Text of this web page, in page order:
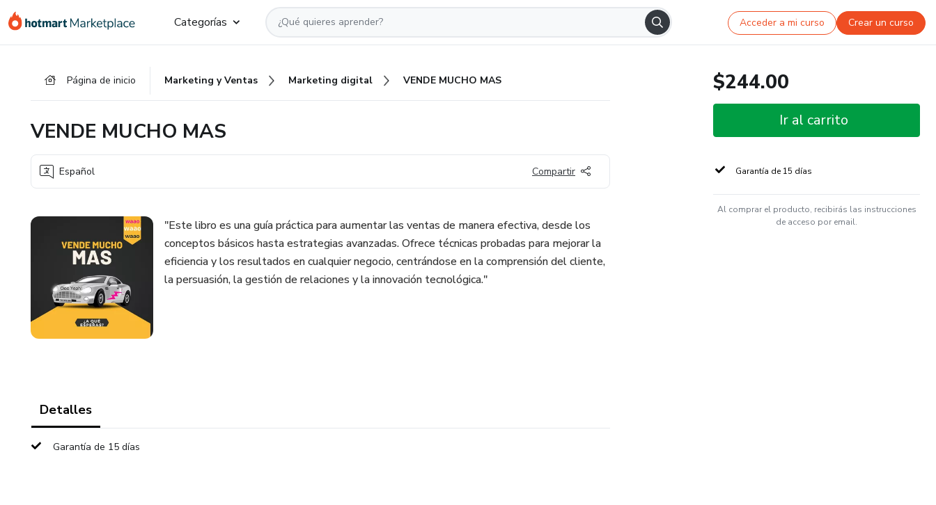
Categorías Acceder a mi curso Crear un curso
Página de inicio Marketing y Ventas Marketing digital VENDE MUCHO MAS
VENDE MUCHO MAS
Español Compartir
"Este libro es una guía práctica para aumentar las ventas de manera efectiva, desde los
conceptos básicos hasta estrategias avanzadas. Ofrece técnicas probadas para mejorar la
eficiencia y los resultados en cualquier negocio, centrándose en la comprensión del cliente,
la persuasión, la gestión de relaciones y la innovación tecnológica."
Detalles
Garantía de 15 días
$244.00
Ir al carrito
Garantía de 15 días
Al comprar el producto, recibirás las instrucciones
de acceso por email.